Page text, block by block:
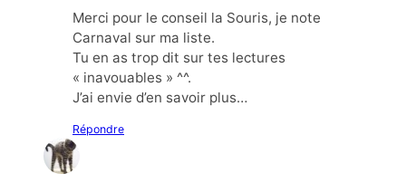
Merci pour le conseil la Souris, je note
Carnaval sur ma liste.
Tu en as trop dit sur tes lectures
« inavouables » ^^.
J’ai envie d’en savoir plus…
Répondre